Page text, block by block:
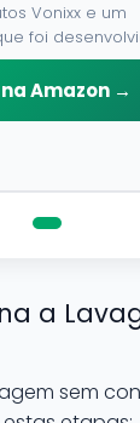
Vonixx e um
foi
proteger e
a lataria do
pH neutro, pode
Amazon →
a
sem